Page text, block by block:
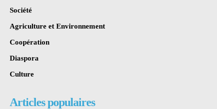
Société
Agriculture et Environnement
Coopération
Diaspora
Culture
Articles populaires